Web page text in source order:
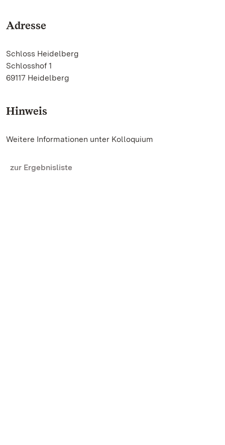
Adresse
Schloss Heidelberg
Schlosshof 1
69117 Heidelberg
Hinweis
Weitere Informationen unter Kolloquium
zur Ergebnisliste